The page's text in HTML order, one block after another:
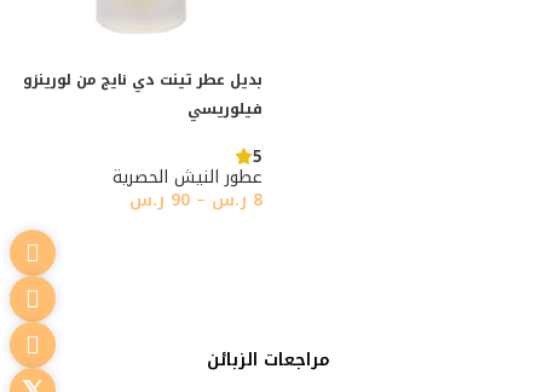
بديل عطر تينت دي نايج من لورينزو
فيلوريسي
5
عطور النيش الحصرية
8 ر.س –
90 ر.س
مراجعات الزبائن